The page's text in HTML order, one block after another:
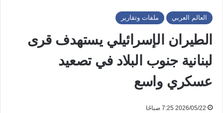
العالم العربي ملفات وتقارير
الطيران الإسرائيلي يستهدف قرى
لبنانية جنوب البلاد في تصعيد
عسكري واسع
2026/05/22 7:25 صباحًا